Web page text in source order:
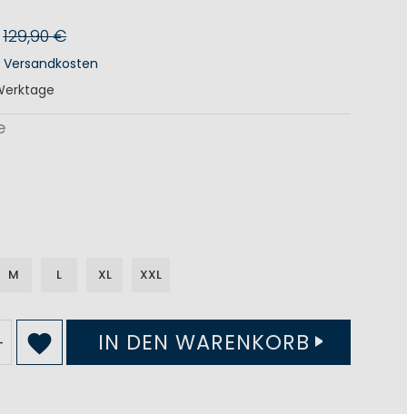
129,90 €
Versandkosten
M L XL XXL
IN DEN WARENKORB